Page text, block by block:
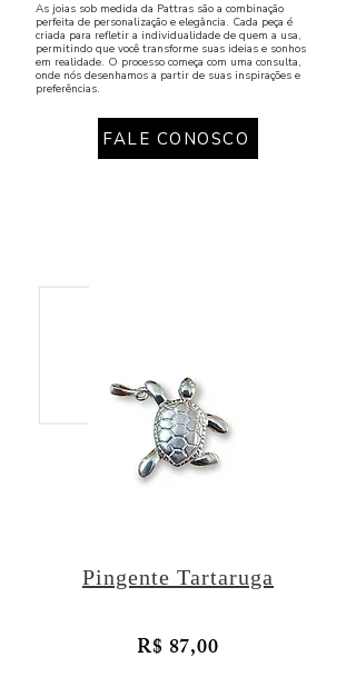
As joias sob medida da Pattras são a combinação
perfeita de personalização e elegância. Cada peça é
criada para refletir a individualidade de quem a usa,
permitindo que você transforme suas ideias e sonhos
em realidade. O processo começa com uma consulta,
onde nós desenhamos a partir de suas inspirações e
preferências.
FALE CONOSCO
Pingente Tartaruga
R$ 87,00